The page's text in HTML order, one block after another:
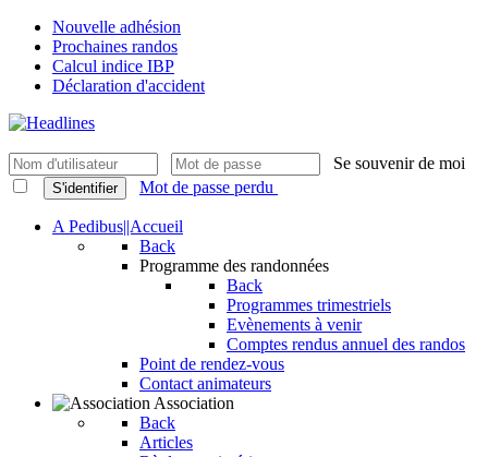
Nouvelle adhésion
Prochaines randos
Calcul indice IBP
Déclaration d'accident
Se souvenir de moi
S'identifier Mot de passe perdu
A Pedibus||Accueil
Back
Programme des randonnées
Back
Programmes trimestriels
Evènements à venir
Comptes rendus annuel des randos
Point de rendez-vous
Contact animateurs
Association
Back
Articles